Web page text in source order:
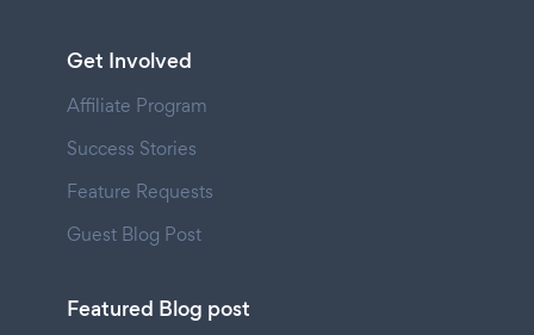
Get Involved
Affiliate Program
Success Stories
Feature Requests
Guest Blog Post
Featured Blog post